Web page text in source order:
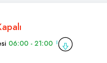
06:00 - 21:00